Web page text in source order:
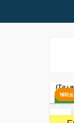
補助金